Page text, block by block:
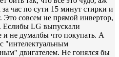
час по сути 15 минут стирки и
Это совсем не прямой инвертор,
Еслибы LG выпускали
не думалбы что покупать. А
"интелектуальным
двигателем. Не гонялся бы